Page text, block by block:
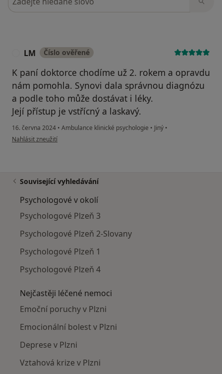
LM Číslo ověřené
K paní doktorce chodíme už 2. rokem a opravdu
nám pomohla. Synovi dala správnou diagnózu
a podle toho může dostávat i léky.
Její přístup je vstřícný a laskavý.
16. června 2024 • Ambulance klinické psychologie • Jiný •
podle názoru uživatele LM
Nahlásit zneužití
Související vyhledávání
Psychologové v okolí
Psychologové Plzeň 3
Psychologové Plzeň 2-Slovany
Psychologové Plzeň 1
Psychologové Plzeň 4
Nejčastěji léčené nemoci
Emoční poruchy v Plzni
Emocionální bolest v Plzni
Deprese v Plzni
Vztahová krize v Plzni